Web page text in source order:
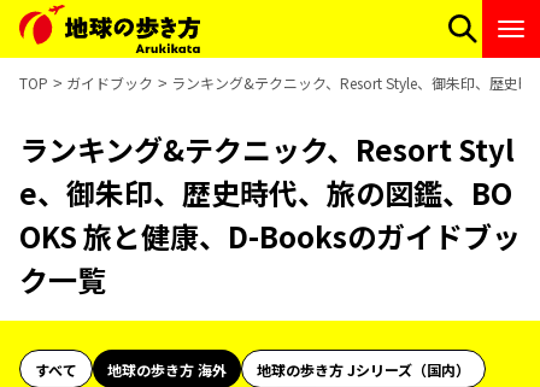
TOP ガイドブック ランキング&テクニック、Resort Style、御朱印、歴史
ランキング&テクニック、Resort Styl
e、御朱印、歴史時代、旅の図鑑、BO
OKS 旅と健康、D-Booksのガイドブッ
ク一覧
すべて 地球の歩き方 海外
地球の歩き方 Jシリーズ（国内）